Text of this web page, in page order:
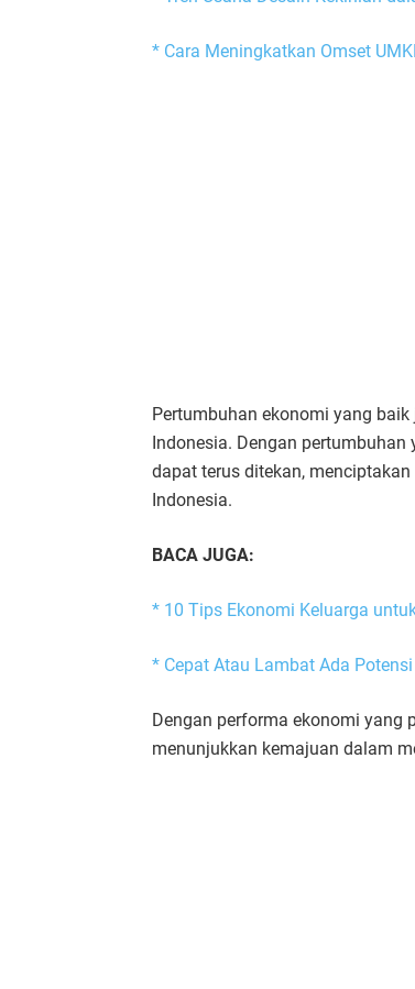
* Cara Meningkatkan Omset
Pertumbuhan ekonomi yang
Indonesia. Dengan
dapat terus ditekan,
Indonesia.
BACA JUGA:
* 10 Tips Ekonomi Keluarga
* Cepat Atau Lambat Ada
Dengan performa ekonomi yang
menunjukkan kemajuan dalam